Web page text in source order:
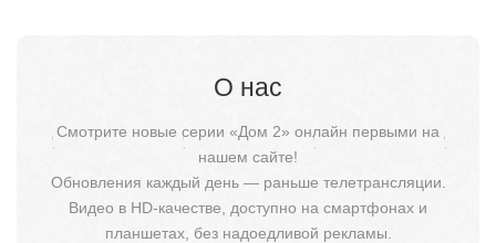
О нас
Смотрите новые серии «Дом 2» онлайн первыми на
нашем сайте!
Обновления каждый день — раньше телетрансляции.
Видео в HD-качестве, доступно на смартфонах и
планшетах, без надоедливой рекламы.